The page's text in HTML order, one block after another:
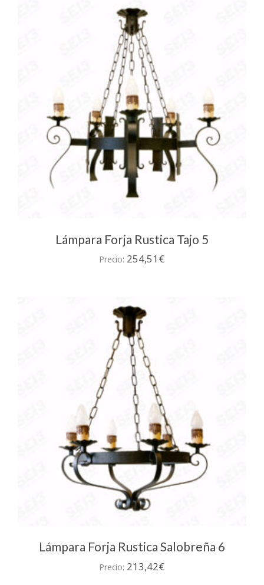
Lámpara Forja Rustica Tajo 5
Precio: 254,51 €
Lámpara Forja Rustica Salobreña 6
Precio: 213,42€